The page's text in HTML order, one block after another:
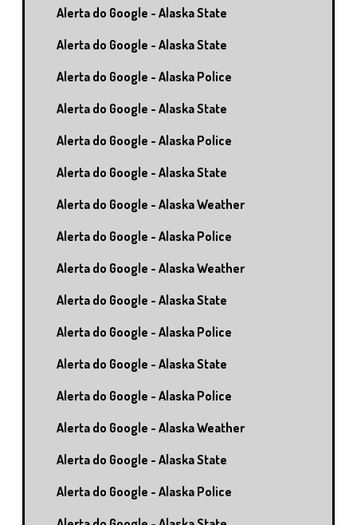
Alerta do Google - Alaska State
Alerta do Google - Alaska State
Alerta do Google - Alaska Police
Alerta do Google - Alaska State
Alerta do Google - Alaska Police
Alerta do Google - Alaska State
Alerta do Google - Alaska Weather
Alerta do Google - Alaska Police
Alerta do Google - Alaska Weather
Alerta do Google - Alaska State
Alerta do Google - Alaska Police
Alerta do Google - Alaska State
Alerta do Google - Alaska Police
Alerta do Google - Alaska Weather
Alerta do Google - Alaska State
Alerta do Google - Alaska Police